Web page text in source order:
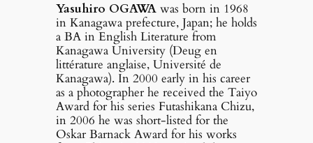
Yasuhiro OGAWA was born in 1968
in Kanagawa prefecture, Japan; he holds
a BA in English Literature from
Kanagawa University (Deug en
littérature anglaise, Université de
Kanagawa). In 2000 early in his career
as a photographer he received the Taiyo
Award for his series Futashikana Chizu,
in 2006 he was short-listed for the
Oskar Barnack Award for his works